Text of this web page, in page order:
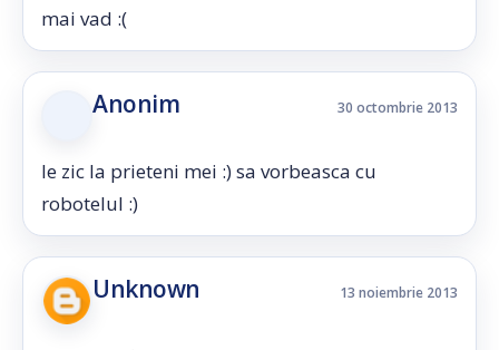
mai vad :(
Anonim 30 octombrie 2013
le zic la prieteni mei :) sa vorbeasca cu
robotelul :)
Unknown 13 noiembrie 2013